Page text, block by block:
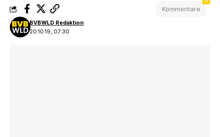
20.10.19, 07:30
BVBWLD Redaktion
Kommentare